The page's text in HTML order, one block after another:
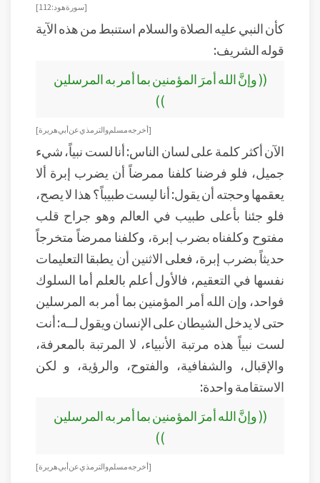
[ سورة هود: 112 ]
كأن النبي عليه الصلاة والسلام استنبط من هذه الآية
قوله الشريف:
(( وإنَّ الله أمرَ المؤمنين بما أمر به المرسلين
))
[أخرجه مسلم والترمذي عن أبي هريرة ]
الآن أكثر كلمة على لسان الناس: أنا لست نبياً، شيء
جميل، فلو فرضنا كلفنا ممرضاً أن يضرب إبرة ألا
يعقمها وحجته أن يقول: أنا ليست طبيباً؟ هذا لا يصح،
فلو جئنا بأعلى طبيب في العالم وهو جراح قلب
مفتوح وكلفناه بضرب إبرة، وكلفنا ممرضاً متخرجاً
حديثاً بضرب إبرة، فعلى الاثنين أن يطبقا التعليمات
نفسها في التعقيم، فالأول أعلم بالعلم أما السلوك
فواحد، وإن الله أمر المؤمنين بما أمر به المرسلين
حتى لا يدخل الشيطان على الإنسان ويقول لــه: أنت
لست نبياً هذه مرتبة الأنبياء، لا المرتبة بالمعرفة،
والإقبال، والشفافية، والفتوح، والرؤية، و لكن
الاستقامة واحدة:
(( وإنَّ الله أمرَ المؤمنين بما أمر به المرسلين
))
[أخرجه مسلم والترمذي عن أبي هريرة ]